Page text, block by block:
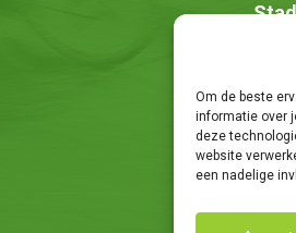
Om de beste
informatie over
deze
website
een nadelige